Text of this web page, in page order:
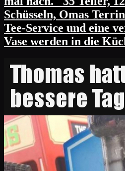
Schüsseln, Omas
Tee-Service und eine
Vase werden in die